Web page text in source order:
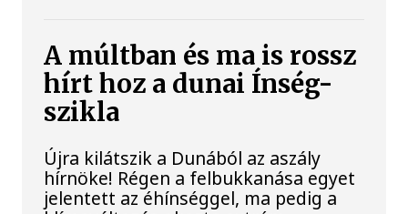
A múltban és ma is rossz
hírt hoz a dunai Ínség-
szikla
Újra kilátszik a Dunából az aszály
hírnöke! Régen a felbukkanása egyet
jelentett az éhínséggel, ma pedig a